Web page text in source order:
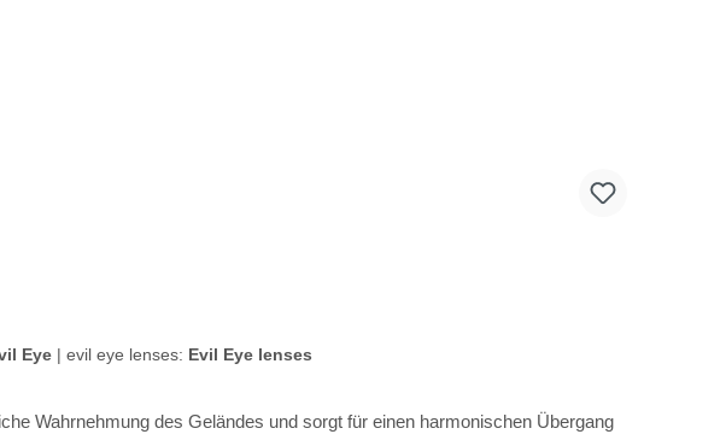
Eye | evil eye lenses: Evil Eye lenses
Wahrnehmung des Geländes und sorgt für einen harmonischen Übergang